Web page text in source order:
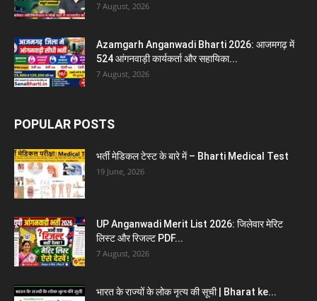
7 August, 2026
Azamgarh Anganwadi Bharti 2026: आजमगढ़ में
524 आंगनवाड़ी कार्यकर्ता और सहायिका...
7 August, 2026
POPULAR POSTS
भर्ती मेडिकल टेस्ट के बारे में – Bharti Medical Test
19 June, 2026
UP Anganwadi Merit List 2026: जिलेवार मेरिट
लिस्ट और रिजल्ट PDF...
7 August, 2026
भारत के राज्यों के लोक नृत्य की सूची | Bharat ke...